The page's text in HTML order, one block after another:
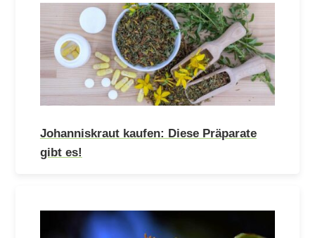
Johanniskraut kaufen: Diese Präparate
gibt es!